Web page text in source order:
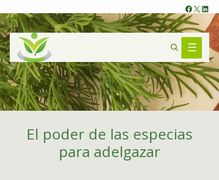
X
Main
Menu
Search
El poder de las especias
para adelgazar